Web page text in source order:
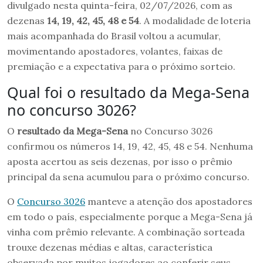
divulgado nesta quinta-feira, 02/07/2026, com as
dezenas 14, 19, 42, 45, 48 e 54. A modalidade de loteria
mais acompanhada do Brasil voltou a acumular,
movimentando apostadores, volantes, faixas de
premiação e a expectativa para o próximo sorteio.
Qual foi o resultado da Mega-Sena
no concurso 3026?
O resultado da Mega-Sena no Concurso 3026
confirmou os números 14, 19, 42, 45, 48 e 54. Nenhuma
aposta acertou as seis dezenas, por isso o prêmio
principal da sena acumulou para o próximo concurso.
O Concurso 3026 manteve a atenção dos apostadores
em todo o país, especialmente porque a Mega-Sena já
vinha com prêmio relevante. A combinação sorteada
trouxe dezenas médias e altas, característica